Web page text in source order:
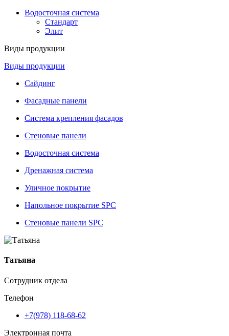
Водосточная система
Стандарт
Элит
Виды продукции
Виды продукции
Сайдинг
Фасадные панели
Система крепления фасадов
Стеновые панели
Водосточная система
Дренажная система
Уличное покрытие
Напольное покрытие SPC
Стеновые панели SPC
Татьяна
Сотрудник отдела
Телефон
+7(978) 118-68-62
Электронная почта